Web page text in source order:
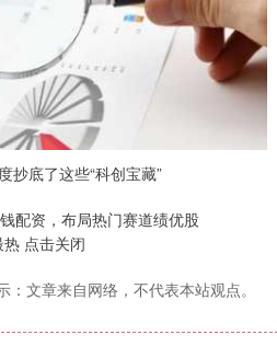
抄底了这些“科创宝藏”
配资，布局热门赛道绩优股
点击关闭
：文章来自网络，不代表本站观点。